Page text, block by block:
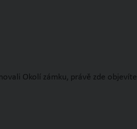
Okolí zámku, právě zde objevíte